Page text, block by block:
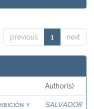
previous 1 next
Author(s)
y
SALVADOR